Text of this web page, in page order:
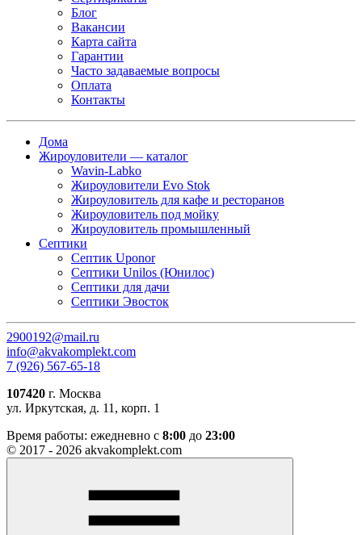
Блог
Вакансии
Карта сайта
Гарантии
Часто задаваемые вопросы
Оплата
Контакты
Дома
Жироуловители — каталог
Wavin-Labko
Жироуловители Evo Stok
Жироуловитель для кафе и ресторанов
Жироуловитель под мойку
Жироуловитель промышленный
Септики
Септик Uponor
Септики Unilos (Юнилос)
Септики для дачи
Септики Эвосток
2900192@mail.ru
info@akvakomplekt.com
7 (926) 567-65-18
107420 г. Москва
ул. Иркутская, д. 11, корп. 1
Время работы: ежедневно с 8:00 до 23:00
© 2017 - 2026 akvakomplekt.com